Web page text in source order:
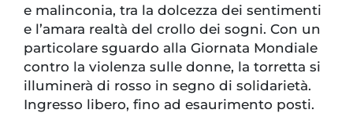
e malinconia, tra la dolcezza dei sentimenti
e l’amara realtà del crollo dei sogni. Con un
particolare sguardo alla Giornata Mondiale
contro la violenza sulle donne, la torretta si
illuminerà di rosso in segno di solidarietà.
Ingresso libero, fino ad esaurimento posti.